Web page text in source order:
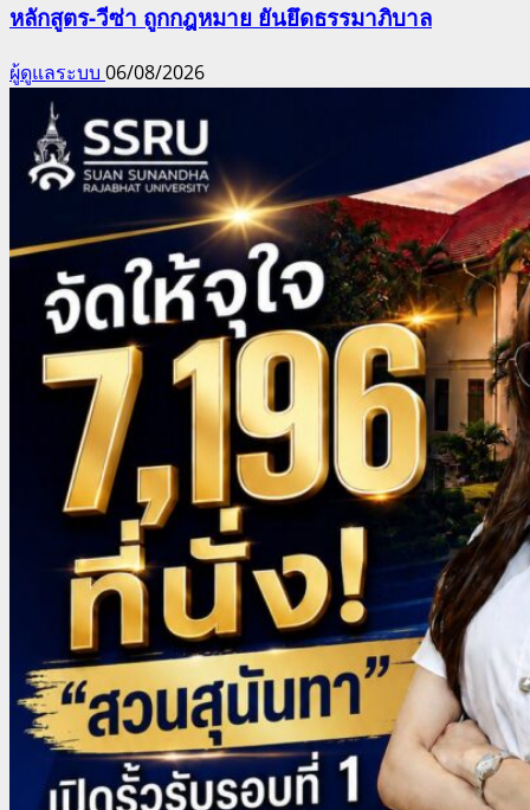
หลักสูตร-วีซ่า ถูกกฎหมาย ยันยึดธรรมาภิบาล
ผู้ดูแลระบบ 06/08/2026